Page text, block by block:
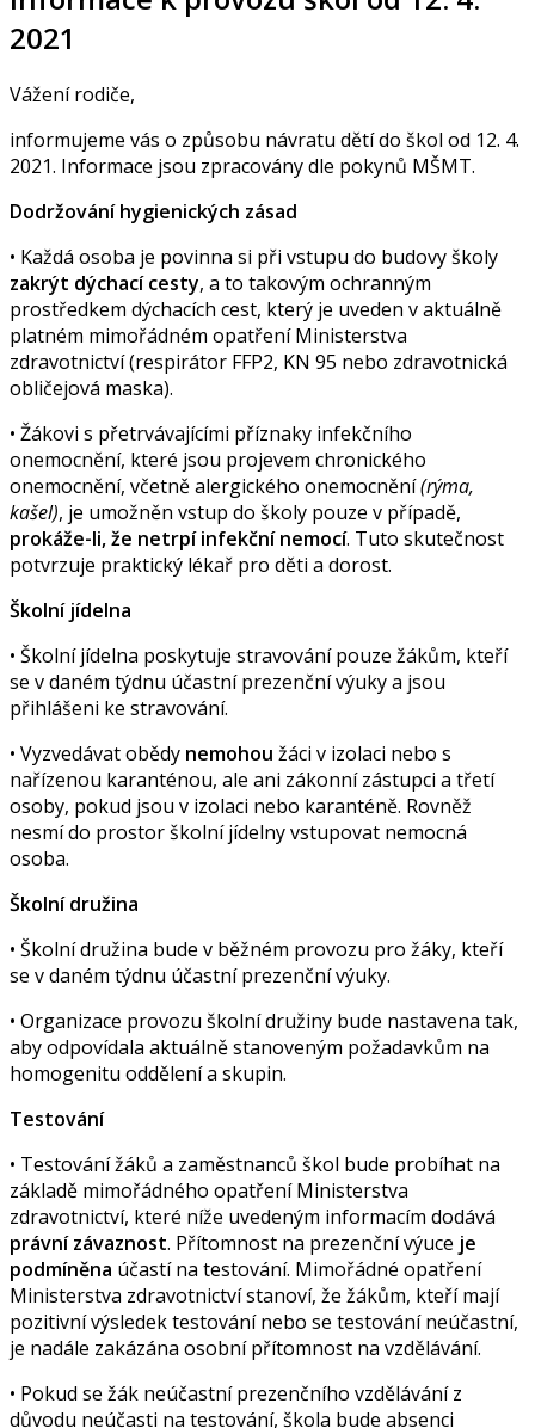
2021
Vážení rodiče,
informujeme vás o způsobu návratu dětí do škol od 12. 4.
2021. Informace jsou zpracovány dle pokynů MŠMT.
Dodržování hygienických zásad
• Každá osoba je povinna si při vstupu do budovy školy
zakrýt dýchací cesty, a to takovým ochranným
prostředkem dýchacích cest, který je uveden v aktuálně
platném mimořádném opatření Ministerstva
zdravotnictví (respirátor FFP2, KN 95 nebo zdravotnická
obličejová maska).
• Žákovi s přetrvávajícími příznaky infekčního
onemocnění, které jsou projevem chronického
onemocnění, včetně alergického onemocnění(rýma,
kašel), je umožněn vstup do školy pouze v případě,
prokáže-li, že netrpí infekční nemocí. Tuto skutečnost
potvrzuje praktický lékař pro děti a dorost.
Školní jídelna
• Školní jídelna poskytuje stravování pouze žákům, kteří
se v daném týdnu účastní prezenční výuky a jsou
přihlášeni ke stravování.
• Vyzvedávat obědy nemohou žáci v izolaci nebo s
nařízenou karanténou, ale ani zákonní zástupci a třetí
osoby, pokud jsou v izolaci nebo karanténě. Rovněž
nesmí do prostor školní jídelny vstupovat nemocná
osoba.
Školní družina
• Školní družina bude v běžném provozu pro žáky, kteří
se v daném týdnu účastní prezenční výuky.
• Organizace provozu školní družiny bude nastavena tak,
aby odpovídala aktuálně stanoveným požadavkům na
homogenitu oddělení a skupin.
Testování
• Testování žáků a zaměstnanců škol bude probíhat na
základě mimořádného opatření Ministerstva
zdravotnictví, které níže uvedeným informacím dodává
právní závaznost. Přítomnost na prezenční výuce je
podmíněna účastí na testování. Mimořádné opatření
Ministerstva zdravotnictví stanoví, že žákům, kteří mají
pozitivní výsledek testování nebo se testování neúčastní,
je nadále zakázána osobní přítomnost na vzdělávání.
• Pokud se žák neúčastní prezenčního vzdělávání z
důvodu neúčasti na testování, škola bude absenci